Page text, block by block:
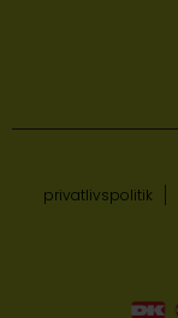
privatlivspolitik